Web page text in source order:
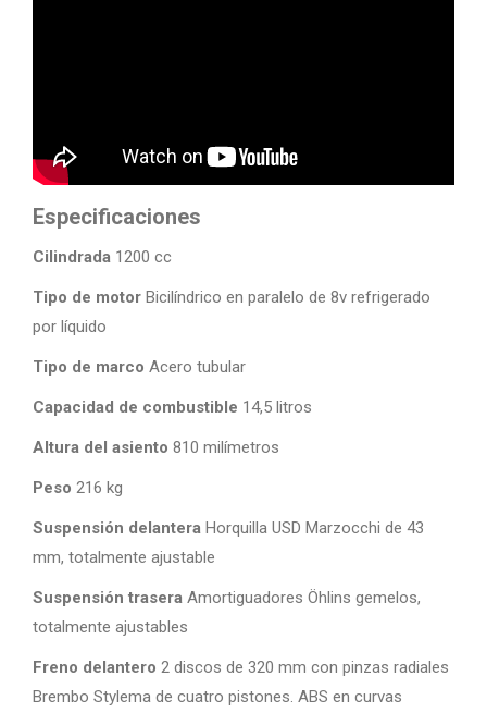
Especificaciones
Cilindrada 1200 cc
Tipo de motor Bicilíndrico en paralelo de 8v refrigerado
por líquido
Tipo de marco Acero tubular
Capacidad de combustible 14,5 litros
Altura del asiento 810 milímetros
Peso 216 kg
Suspensión delantera Horquilla USD Marzocchi de 43
mm, totalmente ajustable
Suspensión trasera Amortiguadores Öhlins gemelos,
totalmente ajustables
Freno delantero 2 discos de 320 mm con pinzas radiales
Brembo Stylema de cuatro pistones. ABS en curvas